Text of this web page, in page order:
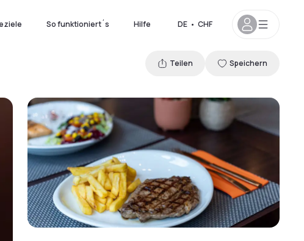
So funktioniert´s Hilfe DE • CHF
Teilen Speichern